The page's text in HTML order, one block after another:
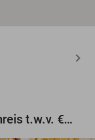
Maak gratis kans op een droomreis t.w.v. €3.000!